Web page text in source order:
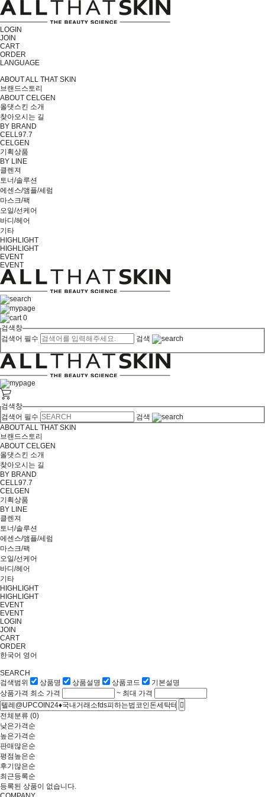
LOGIN
JOIN
CART
ORDER
LANGUAGE
ABOUT ALL THAT SKIN
브랜드스토리
ABOUT CELGEN
올댓스킨 소개
찾아오시는 길
BY BRAND
CELL97.7
CELGEN
기획상품
BY LINE
클렌져
토너/솔루션
에센스/앰플/세럼
마스크/팩
오일/선케어
바디/헤어
기타
HIGHLIGHT
HIGHLIGHT
EVENT
EVENT
0
검색창
검색어 필수
검색
검색창
검색어 필수
검색
ABOUT ALL THAT SKIN
브랜드스토리
ABOUT CELGEN
올댓스킨 소개
찾아오시는 길
BY BRAND
CELL97.7
CELGEN
기획상품
BY LINE
클렌져
토너/솔루션
에센스/앰플/세럼
마스크/팩
오일/선케어
바디/헤어
기타
HIGHLIGHT
HIGHLIGHT
EVENT
EVENT
LOGIN
JOIN
CART
ORDER
한국어 영어
SEARCH
검색범위
상품명 상품설명 상품코드
기본설명
상품가격 최소 가격 ~ 최대 가격
전체분류 (0)
낮은가격순
높은가격순
판매많은순
평점높은순
후기많은순
최근등록순
등록된 상품이 없습니다.